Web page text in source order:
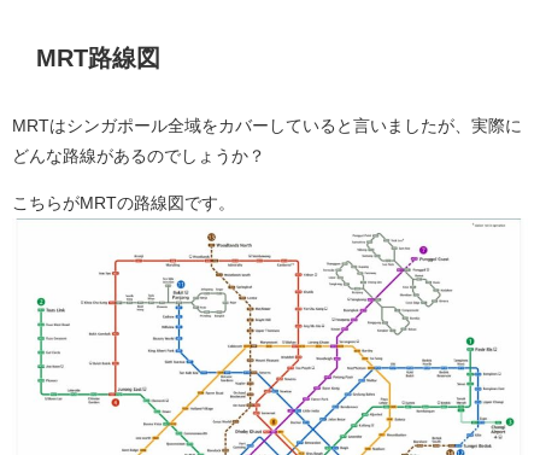
MRT路線図
MRTはシンガポール全域をカバーしていると言いましたが、実際に
どんな路線があるのでしょうか？
こちらがMRTの路線図です。